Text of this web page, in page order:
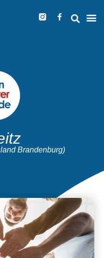
Brandenburg)